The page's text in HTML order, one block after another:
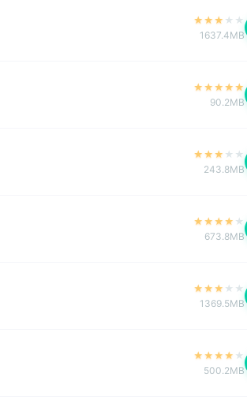
★ ★ ★ ★ ★
1637.4MB
★ ★ ★ ★ ★
90.2MB
★ ★ ★ ★ ★
243.8MB
★ ★ ★ ★ ★
673.8MB
★ ★ ★ ★ ★
1369.5MB
★ ★ ★ ★ ★
500.2MB